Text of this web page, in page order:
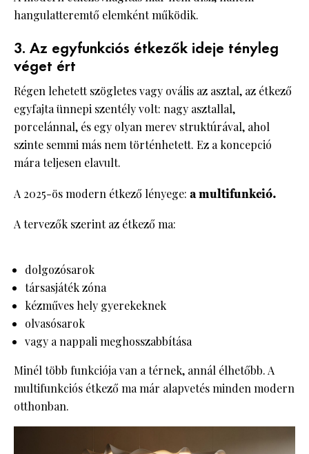
hangulatteremtő elemként működik.
3. Az egyfunkciós étkezők ideje tényleg
véget ért
Régen lehetett szögletes vagy ovális az asztal, az étkező
egyfajta ünnepi szentély volt: nagy asztallal,
porcelánnal, és egy olyan merev struktúrával, ahol
szinte semmi más nem történhetett. Ez a koncepció
mára teljesen elavult.
A 2025-ös modern étkező lényege: a multifunkció.
A tervezők szerint az étkező ma:
dolgozósarok
társasjáték zóna
kézműves hely gyerekeknek
olvasósarok
vagy a nappali meghosszabbítása
Minél több funkciója van a térnek, annál élhetőbb. A
multifunkciós étkező ma már alapvetés minden modern
otthonban.